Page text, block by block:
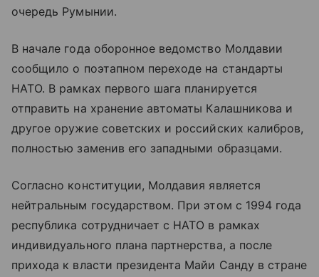
очередь Румынии.
В начале года оборонное ведомство Молдавии
сообщило о поэтапном переходе на стандарты
НАТО. В рамках первого шага планируется
отправить на хранение автоматы Калашникова и
другое оружие советских и российских калибров,
полностью заменив его западными образцами.
Согласно конституции, Молдавия является
нейтральным государством. При этом с 1994 года
республика сотрудничает с НАТО в рамках
индивидуального плана партнерства, а после
прихода к власти президента Майи Санду в стране